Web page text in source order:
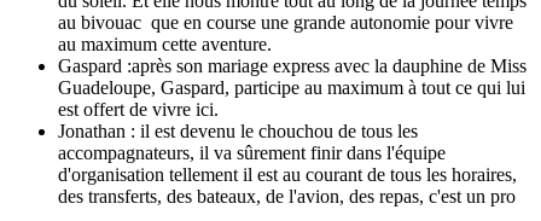
au bivouac que en course une grande autonomie pour vivre
au maximum cette aventure.
Gaspard :après son mariage express avec la dauphine de Miss
Guadeloupe, Gaspard, participe au maximum à tout ce qui lui
est offert de vivre ici.
Jonathan : il est devenu le chouchou de tous les
accompagnateurs, il va sûrement finir dans l'équipe
d'organisation tellement il est au courant de tous les horaires,
des transferts, des bateaux, de l'avion, des repas, c'est un pro